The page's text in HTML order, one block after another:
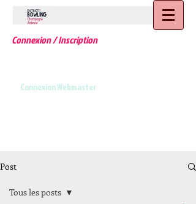
Connexion / Inscription
Connexion Webmaster
Post
Tous les posts